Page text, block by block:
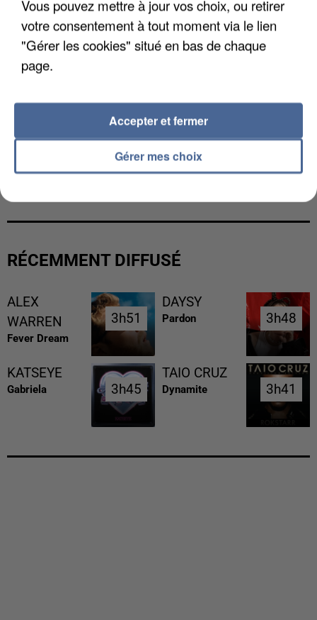
UNE TOURISTE DE L’OISE EMPORTÉE PAR UNE
RÉCEMMENT DIFFUSÉ
ALEX
WARREN
Fever Dream
3h51
3h51
DAYSY
Pardon 3h48
3h48
KATSEYE
Gabriela 3h45
3h45
TAIO CRUZ
Dynamite 3h41
3h41
Vous pouvez mettre à jour vos choix, ou retirer
votre consentement à tout moment via le lien
"Gérer les cookies" situé en bas de chaque
page.
Gérer mes choix
Accepter et fermer